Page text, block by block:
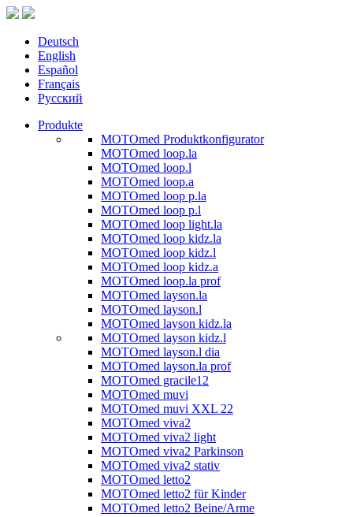
Deutsch
English
Español
Français
Русский
Produkte
MOTOmed Produktkonfigurator
MOTOmed loop.la
MOTOmed loop.l
MOTOmed loop.a
MOTOmed loop p.la
MOTOmed loop p.l
MOTOmed loop light.la
MOTOmed loop kidz.la
MOTOmed loop kidz.l
MOTOmed loop kidz.a
MOTOmed loop.la prof
MOTOmed layson.la
MOTOmed layson.l
MOTOmed layson kidz.la
MOTOmed layson kidz.l
MOTOmed layson.l dia
MOTOmed layson.la prof
MOTOmed gracile12
MOTOmed muvi
MOTOmed muvi XXL 22
MOTOmed viva2
MOTOmed viva2 light
MOTOmed viva2 Parkinson
MOTOmed viva2 stativ
MOTOmed letto2
MOTOmed letto2 für Kinder
MOTOmed letto2 Beine/Arme